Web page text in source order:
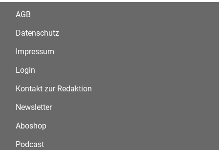
AGB
Datenschutz
Impressum
Login
Kontakt zur Redaktion
Newsletter
Aboshop
Podcast